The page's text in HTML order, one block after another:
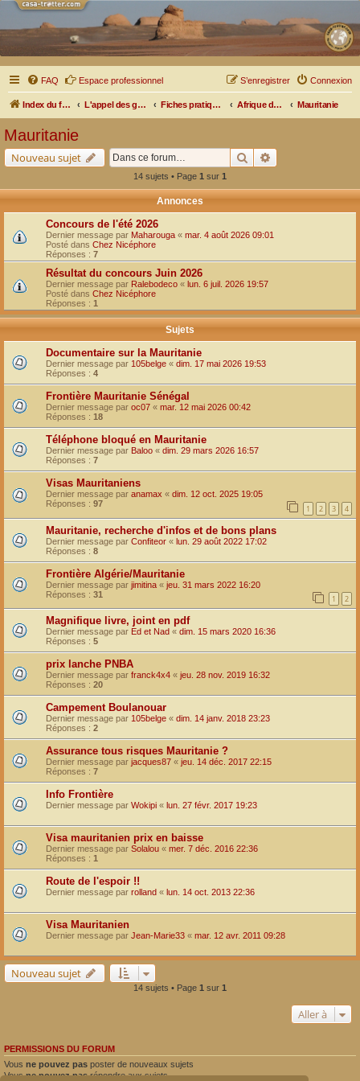
FAQ Espace professionnel Connexion
S’enregistrer
Index du forum L'appel des grands espaces Fiches pratiques par pays, pistes et bivouacs Afrique de l'Ouest Mauritanie
Mauritanie
Nouveau sujet Rechercher
14 sujets • Page 1 sur 1
Annonces
Concours de l'été 2026
Dernier message par Maharouga « mar. 4 août 2026 09:01
Posté dans Chez Nicéphore
Réponses : 7
Résultat du concours Juin 2026
Dernier message par Ralebodeco « lun. 6 juil. 2026 19:57
Posté dans Chez Nicéphore
Réponses : 1
Sujets
Documentaire sur la Mauritanie
Dernier message par 105belge « dim. 17 mai 2026 19:53
Réponses : 4
Frontière Mauritanie Sénégal
Dernier message par oc07 « mar. 12 mai 2026 00:42
Réponses : 18
Téléphone bloqué en Mauritanie
Dernier message par Baloo « dim. 29 mars 2026 16:57
Réponses : 7
Visas Mauritaniens
Dernier message par anamax « dim. 12 oct. 2025 19:05
Réponses : 97 1 2 3 4
Mauritanie, recherche d'infos et de bons plans
Dernier message par Confiteor « lun. 29 août 2022 17:02
Réponses : 8
Frontière Algérie/Mauritanie
Dernier message par jimitina « jeu. 31 mars 2022 16:20
Réponses : 31 1 2
Magnifique livre, joint en pdf
Dernier message par Ed et Nad « dim. 15 mars 2020 16:36
Réponses : 5
prix lanche PNBA
Dernier message par franck4x4 « jeu. 28 nov. 2019 16:32
Réponses : 20
Campement Boulanouar
Dernier message par 105belge « dim. 14 janv. 2018 23:23
Réponses : 2
Assurance tous risques Mauritanie ?
Dernier message par jacques87 « jeu. 14 déc. 2017 22:15
Réponses : 7
Info Frontière
Dernier message par Wokipi « lun. 27 févr. 2017 19:23
Visa mauritanien prix en baisse
Dernier message par Solalou « mer. 7 déc. 2016 22:36
Réponses : 1
Route de l'espoir !!
Dernier message par rolland « lun. 14 oct. 2013 22:36
Visa Mauritanien
Dernier message par Jean-Marie33 « mar. 12 avr. 2011 09:28
Nouveau sujet
14 sujets • Page 1 sur 1
Aller à
PERMISSIONS DU FORUM
Vous ne pouvez pas poster de nouveaux sujets
Vousne pouvez pasrépondre aux sujets